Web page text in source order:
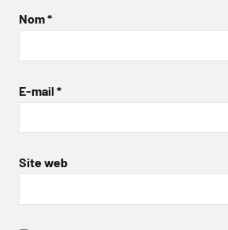
Nom*
E-mail *
Site web